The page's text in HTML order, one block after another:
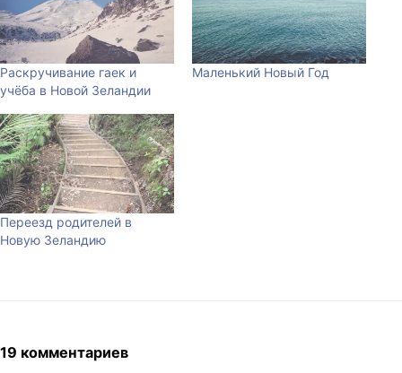
Раскручивание гаек и
учёба в Новой Зеландии
Маленький Новый Год
Переезд родителей в
Новую Зеландию
19 комментариев